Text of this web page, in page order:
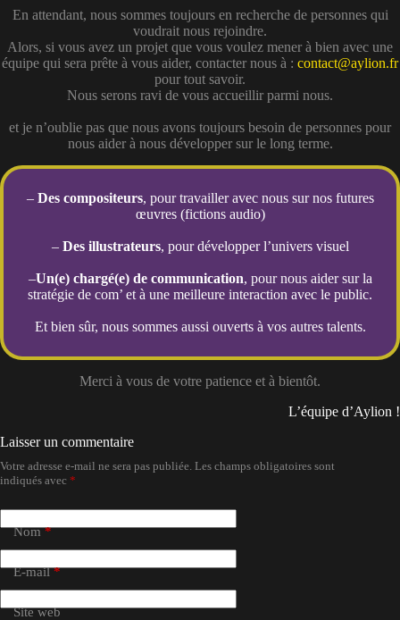
En attendant, nous sommes toujours en recherche de personnes qui
voudrait nous rejoindre.
Alors, si vous avez un projet que vous voulez mener à bien avec une
équipe qui sera prête à vous aider, contacter nous à : contact@aylion.fr
pour tout savoir.
Nous serons ravi de vous accueillir parmi nous.
et je n’oublie pas que nous avons toujours besoin de personnes pour
nous aider à nous développer sur le long terme.
– Des compositeurs, pour travailler avec nous sur nos futures
œuvres (fictions audio)
– Des illustrateurs, pour développer l’univers visuel
–Un(e) chargé(e) de communication, pour nous aider sur la
stratégie de com’ et à une meilleure interaction avec le public.
Et bien sûr, nous sommes aussi ouverts à vos autres talents.
Merci à vous de votre patience et à bientôt.
L’équipe d’Aylion !
Laisser un commentaire
Votre adresse e-mail ne sera pas publiée. Les champs obligatoires sont
indiqués avec *
Nom*
E-mail*
Site web